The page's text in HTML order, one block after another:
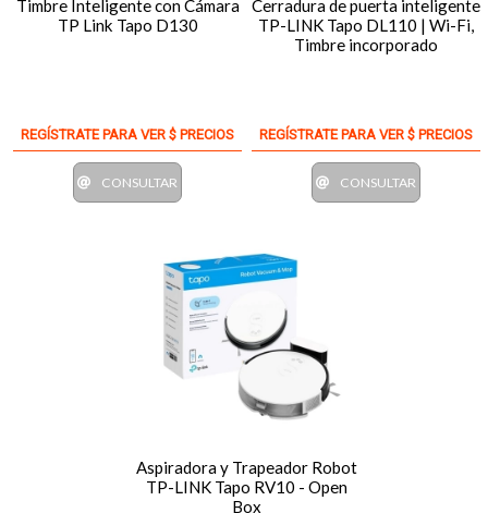
Timbre Inteligente con Cámara
TP Link Tapo D130
REGÍSTRATE PARA VER $ PRECIOS
CONSULTAR
Cerradura de puerta inteligente
TP-LINK Tapo DL110 | Wi-Fi,
Timbre incorporado
REGÍSTRATE PARA VER $ PRECIOS
CONSULTAR
Aspiradora y Trapeador Robot
TP-LINK Tapo RV10 - Open
Box